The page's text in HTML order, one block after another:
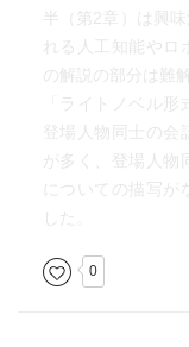
半（第2章）は興
れる人工知能や
の解説の部分は難
「ライトノベル
登場人物同士の会
が多く、登場人物
についての描写が
した。
0